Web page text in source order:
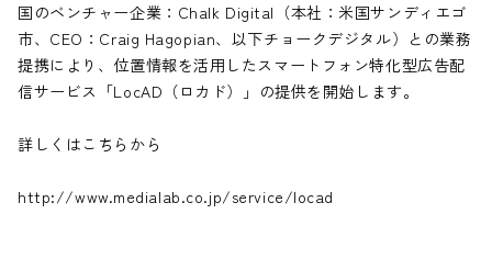
国のベンチャー企業：Chalk Digital（本社：米国サンディエゴ
市、CEO：Craig Hagopian、以下チョークデジタル）との業務
提携により、位置情報を活用したスマートフォン特化型広告配
信サービス「LocAD（ロカド）」の提供を開始します。
詳しくはこちらから
http://www.medialab.co.jp/service/locad